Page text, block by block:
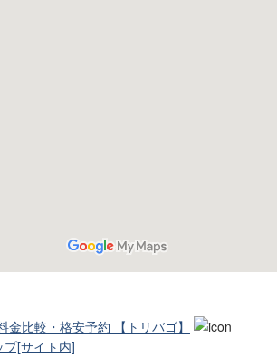
比較・格安予約 【トリバゴ】
[サイト内]